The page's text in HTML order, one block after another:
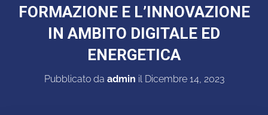
O
N
FORMAZIONE E L’INNOVAZIONE
IN AMBITO DIGITALE ED
ENERGETICA
Pubblicato da admin il Dicembre 14, 2023